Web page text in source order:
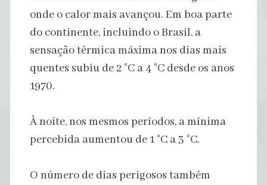
onde o calor mais avançou. Em boa parte
do continente, incluindo o Brasil, a
sensação térmica máxima nos dias mais
quentes subiu de 2 °C a 4 °C desde os anos
1970.
À noite, nos mesmos períodos, a mínima
percebida aumentou de 1 °C a 3 °C.
O número de dias perigosos também